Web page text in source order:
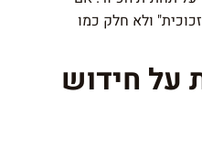
ולא חלק כמו
על חידוש